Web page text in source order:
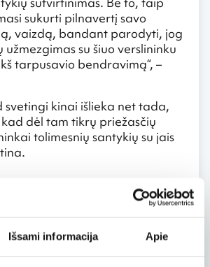
Išsami informacija Apie
sukurti pilnavertį savo
vaizdą, bandant parodyti, jog
užmezgimas su šiuo verslininku
tarpusavio bendravimą“, –
svetingi kinai išlieka net tada,
dėl tam tikrų priežasčių
tolimesnių santykių su jais
dovanos. „Svarbu nepamiršti,
pati dovana, bet net ir jos
Mindaugas. Jis teigė,